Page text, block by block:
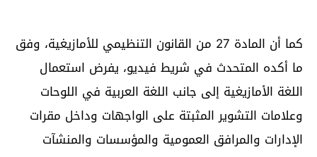
كما أن المادة 27 من القانون التنظيمي للأمازيغية، وفق
ما أكده المتحدث في شريط فيديو، يفرض استعمال
اللغة الأمازيغية إلى جانب اللغة العربية في اللوحات
وعلامات التشوير المثبتة على الواجهات وداخل مقرات
الإدارات والمرافق العمومية والمؤسسات والمنشآت